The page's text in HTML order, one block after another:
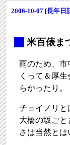
2006-10-07 [長年日
米百俵ま
雨のため、市
くって＆厚
らかったり。
チョイノリと
大橋の坂ごと
さは当然とは